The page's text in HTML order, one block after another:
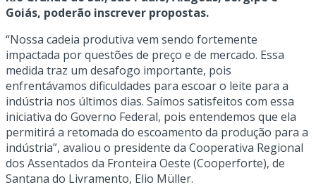
Goiás, poderão inscrever propostas.
“Nossa cadeia produtiva vem sendo fortemente
impactada por questões de preço e de mercado. Essa
medida traz um desafogo importante, pois
enfrentávamos dificuldades para escoar o leite para a
indústria nos últimos dias. Saímos satisfeitos com essa
iniciativa do Governo Federal, pois entendemos que ela
permitirá a retomada do escoamento da produção para a
indústria”, avaliou o presidente da Cooperativa Regional
dos Assentados da Fronteira Oeste (Cooperforte), de
Santana do Livramento, Elio Müller.